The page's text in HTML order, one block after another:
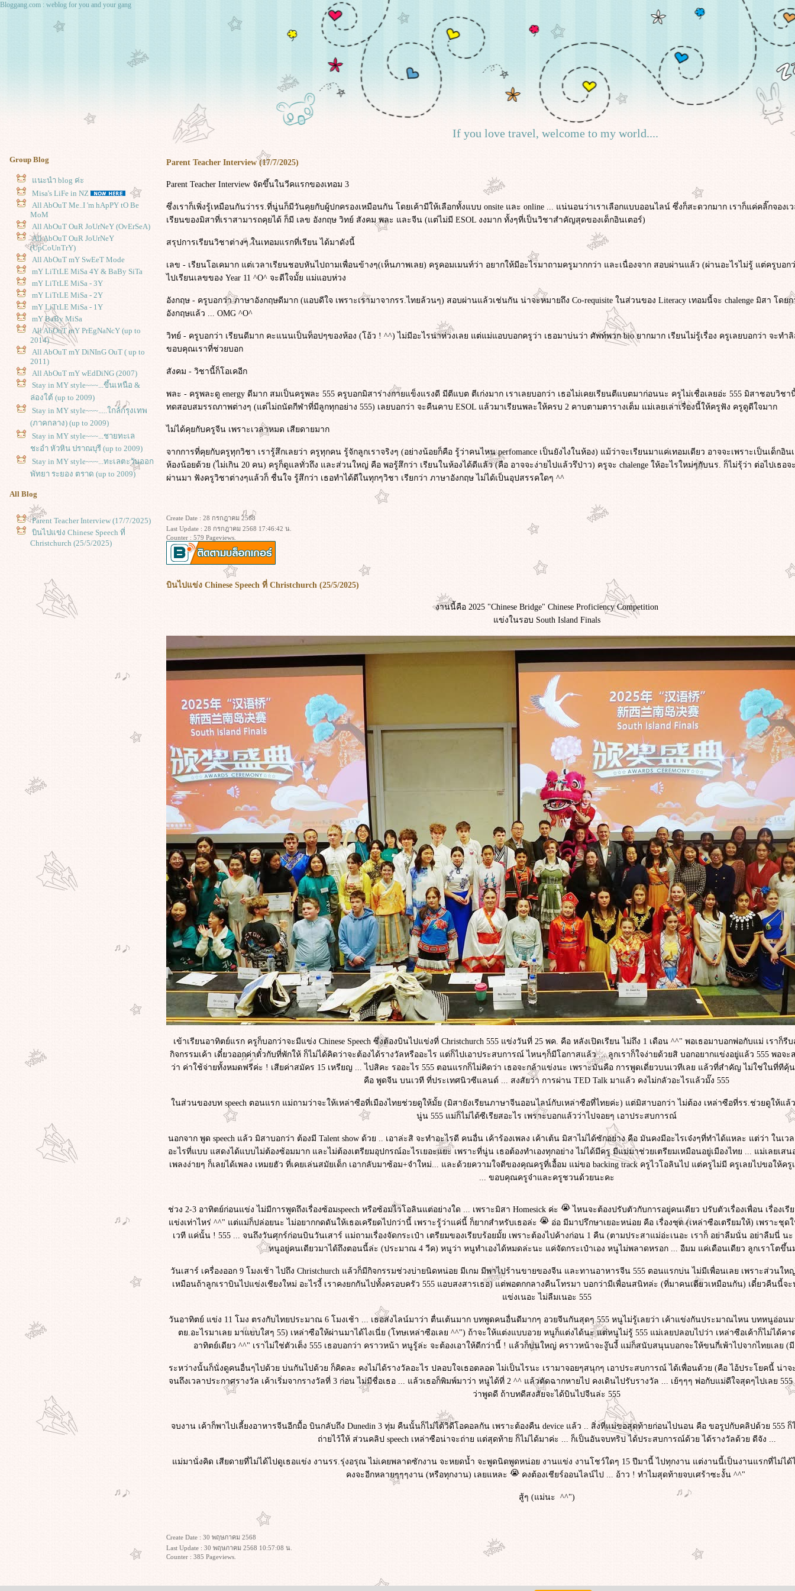
Bloggang.com : weblog for you and your gang
If you love travel, welcome to my world....
Group Blog
นะนำ blog ค่ะ
Misa's LiFe in NZ
All AbOuT Me..I 'm hApPY tO Be
MoM
All AbOuT OuR JoUrNeY (OvErSeA)
All AbOuT OuR JoUrNeY
(UpCoUnTrY)
All AbOuT mY SwEeT Mode
mY LiTtLE MiSa 4Y & BaBy SiTa
mY LiTtLE MiSa - 3Y
mY LiTtLE MiSa - 2Y
mY LiTtLE MiSa - 1Y
mY BaBy MiSa
All AbOuT mY PrEgNaNcY (up to
2014)
All AbOuT mY DiNInG OuT ( up to
2011)
All AbOuT mY wEdDiNG (2007)
Stay in MY style~~~...ขึ้นเหนือ &
ล่องใต้ (up to 2009)
Stay in MY style~~~.....ใกล้กรุงเทพ
(ภาคกลาง) (up to 2009)
Stay in MY style~~~...ชายทะเล
ชะอำ หัวหิน ปราณบุรี (up to 2009)
Stay in MY style~~~...ทะเลตะวันออก
พัทยา ระยอง ตราด (up to 2009)
All Blog
Parent Teacher Interview (17/7/2025)
บินไปแข่ง Chinese Speech ที่
Christchurch (25/5/2025)
Parent Teacher Interview (17/7/2025)
Parent Teacher Interview จัดขึ้นในวีคแรกของเทอม 3
ซึ่งเราก็เพิ่งรู้เหมือนกันว่ารร.ที่นู่นก็มีวันคุยกับผู้ปกครองเหมือนกัน โดยเค้ามีให้เลือกทั้งแบบ onsite และ online ... แน่นอนว่าเราเลือกแบบออนไลน์ ซึ่งก็สะดวกมาก เราก็แค่คลิ๊กจอง
เรียนของมิสาที่เราสามารถคุยได้ ก็มี เลข อังกฤษ วิทย์ สังคม พละ และจีน (แต่ไม่มี ESOL งงมาก ทั้งๆที่เป็นวิชาสำคัญสุดของเด็กอินเตอร์)
สรุปการเรียนวิชาต่างๆ ในเทอมแรกที่เรียน ได้มาดังนี้
เลข - เรียนโอเคมาก แต่เวลาเรียนชอบหันไปถามเพื่อนข้างๆ(เห็นภาพเลย) ครูคอมเมนท์ว่า อยากให้มีอะไรมาถามครูมากกว่า และเนื่องจาก สอบผ่านแล้ว (ผ่านอะไรไม่รู้ แต่ครูบอก
ไปเรียนเลขของ Year 11 ^O^ จะดีใจมั้ย แม่แอบห่วง
อังกฤษ - ครูบอกว่า ภาษาอังกฤษดีมาก (แอบดีใจ เพราะเรามาจากรร.ไทยล้วนๆ) สอบผ่านแล้วเช่นกัน น่าจะหมายถึง Co-requisite ในส่วนของ Literacy เทอมนี้จะ chalenge มิสา โดยก
อังกฤษแล้ว ... OMG ^O^
วิทย์ - ครูบอกว่า เรียนดีมาก คะแนนเป็นท็อปๆของห้อง (โอ้ว ! ^^) ไม่มีอะไรน่าห่วงเลย แต่แม่แอบบอกครูว่า เธอมาบ่นว่า ศัพท์พวก bio ยากมาก เรียนไม่รู้เรื่อง ครูเลยบอกว่า จะท
ขอบคุณเราที่ช่วยบอก
สังคม - วิชานี้ก็โอเคอีก
พละ - ครูพละดู energy ดีมาก สมเป็นครูพละ 555 ครูบอกมิสาร่างกายแข็งแรงดี มีตีแบต ตีเก่งมาก เราเลยบอกว่า เธอไม่เคยเรียนตีแบตมาก่อนนะ ครูไม่เชื่อเลยอ่ะ 555 มิสาชอบวิช
ทดสอบสมรรถภาพต่างๆ (แต่ไม่ถนัดกีฬาที่มีลูกทุกอย่าง 555) เลยบอกว่า จะคืนคาบ ESOL แล้วมาเรียนพละให้ครบ 2 คาบตามตารางเต็ม แม่เลยเล่าเรื่องนี้ให้ครูฟัง ครูดูดีใจมาก
ไม่ได้คุยกับครูจีน เพราะเวลาหมด เสียดายมาก
จากการที่คุยกับครูทุกวิชา เรารู้สึกเลยว่า ครูทุกคน รู้จักลูกเราจริงๆ (อย่างน้อยก็คือ รู้ว่าคนไหน perfomance เป็นยังไงในห้อง) แม้ว่าจะเรียนมาแค่เทอมเดียว อาจจะเพราะเป็นเด็กอิ
ห้องน้อยด้วย (ไม่เกิน 20 คน) ครูก็ดูแลทั่วถึง และส่วนใหญ่ คือ พอรู้สึกว่า เรียนในห้องได้ดีแล้ว (คือ อาจจะง่ายไปแล้วรึป่าว) ครูจะ chalenge ให้อะไรใหม่ๆกับนร. ก็ไม่รุ้ว่า ต่อไปเธอ
ผ่านมา ฟังครูวิชาต่างๆแล้วก็ ชื่นใจ รู้สึกว่า เธอทำได้ดีในทุกๆวิชา เรียกว่า ภาษาอังกฤษ ไม่ได้เป็นอุปสรรคใดๆ ^^
Create Date : 28 กรกฎาคม 2568
Last Update : 28 กรกฎาคม 2568 17:46:42 น.
Counter : 579 Pageviews.
บินไปแข่ง Chinese Speech ที่ Christchurch (25/5/2025)
งานนี้คือ 2025 "Chinese Bridge" Chinese Proficiency Competition
ข่งในรอบ South Island Finals
เข้าเรียนอาทิตย์แรก ครูก็บอกว่าจะมีแข่ง Chinese Speech ซึ่งต้องบินไปแข่งที่ Christchurch 555 แข่งวันที่ 25 พค. คือ หลังเปิดเรียน ไม่ถึง 1 เดือน ^^" พอเธอมาบอกพ่อกับแม่ เราก็
กิจกรรมเค้า เดี๋ยวออกค่าตั๋วกับที่พักให้ ก็ไม่ได้คิดว่าจะต้องได้รางวัลหรืออะไร แต่ก็ไปเอาประสบการณ์ ไหนๆก็มีโอกาสแล้ว ... ลูกเราก็ใจง่ายด้วยสิ บอกอยากแข่งอยู่แล้ว 555 พ
ว่า ค่าใช้จ่ายทั้งหมดฟรีค่ะ ! เสียค่าสมัคร 15 เหรียญ ... ไปสิคะ รออะไร 555 ตอนแรกก็ไม่คิดว่า เธอจะกล้าแข่งนะ เพราะมันคือ การพูดเดี่ยวบนเวทีเลย แล้วที่สำคัญ ไม่ใช่ในที่ที
คือ พูดจีน บนเวที ที่ประเทศนิวซีแลนด์ ... สงสัยว่า การผ่าน TED Talk มาแล้ว คงไม่กลัวอะไรแล้วมั๊ง 555
นส่วนของบท speech ตอนแรก แม่ถามว่าจะให้เหล่าซือที่เมืองไทยช่วยดูให้มั้ย (มิสายังเรียนภาษาจีนออนไลน์กับเหล่าซือที่ไทยค่ะ) แต่มิสาบอกว่า ไม่ต้อง เหล่าซือที่รร.ช่วยดูให้แ
นู่น 555 แม่ก็ไม่ได้ซีเรียสอะไร เพราะบอกแล้วว่าไปจอยๆ เอาประสบการณ์
นอกจาก พูด speech แล้ว มิสาบอกว่า ต้องมี Talent show ด้วย .. เอาล่ะสิ จะทำอะไรดี คนอื่น เค้าร้องเพลง เค้าเต้น มิสาไม่ได้ซักอย่าง คือ มันคงมีอะไรเจ๋งๆที่ทำได้แหละ แต่ว่า ใน
อะไรที่แบบ แสดงได้แบบไม่ต้องซ้อมมาก และไม่ต้องเตรียมอุปกรณ์อะไรเยอะแยะ เพราะที่นู่น เธอต้องทำเองทุกอย่าง ไม่ได้มีครู มีแม่มาช่วยเตรียมเหมือนอยู่เมืองไทย ... แม่เลยเส
เพลงง่ายๆ ก็เลยได้เพลง เหมยฮัว ที่เคยเล่นสมัยเด็ก เอากลับมาซ้อม+จำใหม่... และด้วยความใจดีของคุณครูที่เอื้อม แม่ขอ backing track ครูไวโอลินไป แต่ครูไม่มี ครูเลยไปขอให้ค
... ขอบคุณครูจ๋าและครูชวนด้วยนะคะ
ช่วง 2-3 อาทิตย์ก่อนแข่ง ไม่มีการพูดถึงเรื่องซ้อมspeech หรือซ้อมไวโอลินแต่อย่างใด ... เพราะมิสา Homesick ค่ะ
ไหนจะต้องปรับตัวกับการอยู่คนเดียว ปรับตัวเรื่องเพื่อน เรื่องเรี
ข่งเท่าไหร่ ^^" แต่แม่ก็ปล่อยนะ ไม่อยากกดดันให้เธอเครียดไปกว่านี้ เพราะรู้ว่าแค่นี้ ก็ยากสำหรับเธอล่ะ
อ่อ มีมาปรึกษาเยอะหน่อย คือ เรื่องชุด (เหล่าซือเตรียมให้) เพราะชุ
เวที แค่นั้น ! 555 ... จนถึงวันศุกร์ก่อนบินวันเสาร์ แม่ถามเรื่องจัดกระเป๋า เตรียมของเรียบร้อยมั้ย เพราะต้องไปค้างก่อน 1 คืน (ตามประสาแม่อ่ะเนอะ เราก็ อย่าลืมนั่น อย่าลืมนี่ น
หนูอยู่คนเดียวมาได้ถึงตอนนี้ล่ะ (ประมาณ 4 วีค) หนูว่า หนูทำเองได้หมดล่ะนะ แค่จัดกระเป๋าเอง หนูไม่พลาดหรอก ... อืมม แค่เดือนเดียว ลูกเราโตขึ้น
วันเสาร์ เครื่องออก 9 โมงเช้า ไปถึง Christchurch แล้วก็มีกิจกรรมช่วงบ่ายนิดหน่อย มีเกม มีพาไปร้านขายของจีน และทานอาหารจีน 555 ตอนแรกบ่น ไม่มีเพื่อนเลย เพราะส่วนให
เหมือนถ้าลูกเราบินไปแข่งเชียงใหม่ อะไรงี้ เราคงยกกันไปทั้งครอบครัว 555 แอบสงสารเธอ) แต่พอตกกลางคืนโทรมา บอกว่ามีเพื่อนสนิทล่ะ (ที่มาคนเดียวเหมือนกัน) เดี๋ยวคืนนี้จะ
ข่งเนอะ ไม่ลืมเนอะ 555
วันอาทิตย์ แข่ง 11 โมง ตรงกับไทยประมาณ 6 โมงเช้า ... เธอส่งไลน์มาว่า ตื่นเต้นมาก บทพูดคนอื่นดีมากๆ อวยจีนกันสุดๆ 555 หนูไม่รู้เลยว่า เค้าแข่งกันประมาณไหน บทหนูอ่อน
ตย.อะไรมาเลย มาแบบใสๆ 55) เหล่าซือให้ผ่านมาได้ไงเนี่ย (โทษเหล่าซือเลย ^^") ถ้าจะให้แต่งแบบอวย หนูก็แต่งได้นะ แต่หนูไม่รู้ 555 แม่เลยปลอบไปว่า เหล่าซือเค้าก็ไม่ได้คา
อาทิตย์เดียว ^^" เราไม่ใช่ตัวเต็ง 555 เธอบอกว่า คราวหน้า หนูรู้ล่ะ จะต้องเอาให้ดีกว่านี้ ! แล้วก็บ่นใหญ่ คราวหน้าจะงู๊นงี้ แม่ก็สนับสนุนบอกจะให้ขนกี่เพ้าไปจากไทยเลย (
ระหว่างนั้นก็นั่งดูคนอื่นๆไปด้วย บ่นกันไปด้วย ก็คิดละ คงไม่ได้รางวัลอะไร ปลอบใจเธอตลอด ไม่เป็นไรนะ เรามาจอยๆสนุกๆ เอาประสบการณ์ ได้เพื่อนด้วย (คือ ไอ้ประโยคนี้ น่า
จนถึงเวลาประกาศรางวัล เค้าเริ่มจากรางวัลที่ 3 ก่อน ไม่มีชื่อเธอ ... แล้วเธอก็พิมพ์มาว่า หนูได้ที่ 2 ^^ แล้วตัดฉากหายไป คงเดินไปรับรางวัล ... เย้ๆๆๆ พ่อกับแม่ดีใจสุดๆไปเลย
ว่าพูดดี ถ้าบทดีสงสัยจะได้บินไปจีนล่ะ 555
จบงาน เค้าก็พาไปเลี้ยงอาหารจีนอีกมื้อ บินกลับถึง Dunedin 3 ทุ่ม คืนนั้นก็ไม่ได้วิดีโอคอลกัน เพราะต้องคืน device แล้ว .. สิ่งที่แม่ขอสุดท้ายก่อนไปนอน คือ ขอรูปกับคลิปด้วย 555
ถ่ายไว้ให้ ส่วนคลิป speech เหล่าซือน่าจะถ่าย แต่สุดท้าย ก็ไม่ได้มาค่ะ ... ก็เป็นอันจบทริป ได้ประสบการณ์ด้วย ได้รางวัลด้วย ดีจัง ...
ม่มานั่งคิด เสียดายที่ไม่ได้ไปดูเธอแข่ง งานรร.รุ่งอรุณ ไม่เคยพลาดซักงาน จะหยดน้ำ จะพูดนิดพูดหน่อย งานแข่ง งานโชว์ใดๆ 15 ปีมานี้ ไปทุกงาน แต่งานนี้เป็นงานแรกที่ไม่ได้
คงจะอีกหลายๆๆๆงาน (หรือทุกงาน) เลยแหละ
คงต้องเชียร์ออนไลน์ไป ... อ้าว ! ทำไมสุดท้ายจบเศร้าซะงั้น ^^"
สู้ๆ (แม่นะ ^^")
Create Date : 30 พฤษภาคม 2568
Last Update : 30 พฤษภาคม 2568 10:57:08 น.
Counter : 385 Pageviews.